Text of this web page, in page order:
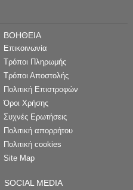
ΒΟΗΘΕΙΑ
Επικοινωνία
Τρόποι Πληρωμής
Τρόποι Αποστολής
Πολιτική Επιστροφών
Όροι Χρήσης
Συχνές Ερωτήσεις
Πολιτική απορρήτου
Πολιτική cookies
Site Map
SOCIAL MEDIA